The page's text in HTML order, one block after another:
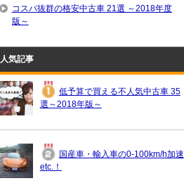
コスパ抜群の格安中古車 21選 ～2018年度
版～
人気記事
低予算で買える不人気中古車 35
選～2018年版～
国産車・輸入車の0-100km/h加速
etc.！